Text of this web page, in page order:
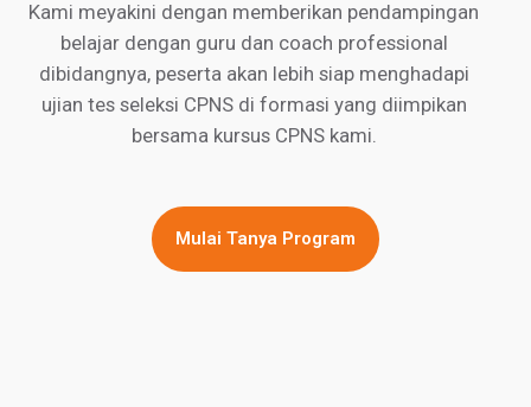
Kami meyakini dengan memberikan pendampingan
belajar dengan guru dan coach professional
dibidangnya, peserta akan lebih siap menghadapi
ujian tes seleksi CPNS di formasi yang diimpikan
bersama kursus CPNS kami.
Mulai Tanya Program